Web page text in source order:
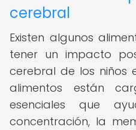
cerebral
Existen algunos
tener un impacto
cerebral de los niños
alimentos están
esenciales que
concentración, la